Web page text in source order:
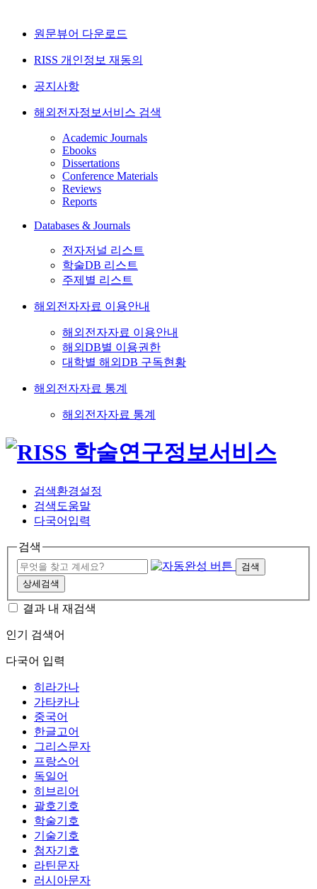
원문뷰어 다운로드
RISS 개인정보 재동의
공지사항
해외전자정보서비스 검색
Academic Journals
Ebooks
Dissertations
Conference Materials
Reviews
Reports
Databases & Journals
전자저널 리스트
학술DB 리스트
주제별 리스트
해외전자자료 이용안내
해외전자자료 이용안내
해외DB별 이용권한
대학별 해외DB 구독현황
해외전자자료 통계
해외전자자료 통계
검색환경설정
검색도움말
다국어입력
검색
검색
상세검색
결과 내 재검색
인기 검색어
다국어 입력
히라가나
가타카나
중국어
한글고어
그리스문자
프랑스어
독일어
히브리어
괄호기호
학술기호
기술기호
첨자기호
라틴문자
러시아문자